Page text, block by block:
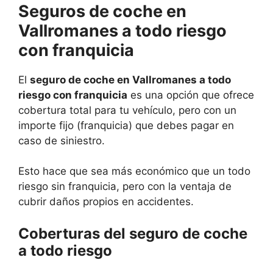
Seguros de coche en
Vallromanes a todo riesgo
con franquicia
El seguro de coche en Vallromanes a todo
riesgo con franquicia es una opción que ofrece
cobertura total para tu vehículo, pero con un
importe fijo (franquicia) que debes pagar en
caso de siniestro.
Esto hace que sea más económico que un todo
riesgo sin franquicia, pero con la ventaja de
cubrir daños propios en accidentes.
Coberturas del seguro de coche
a todo riesgo